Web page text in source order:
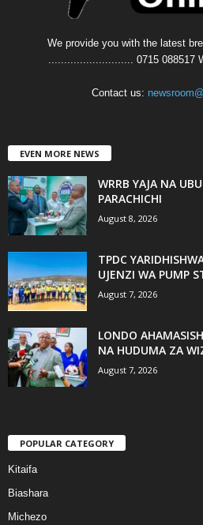
We provide you with the latest
........................... 0715 088517
Contact us:
EVEN MORE NEWS
WRRB YAJA NA
PARACHICHI
August 8, 2026
TPDC
UJENZI WA PUMP
August 7, 2026
LONDO
NA HUDUMA ZA
August 7, 2026
POPULAR CATEGORY
Kitaifa
Biashara
Michezo